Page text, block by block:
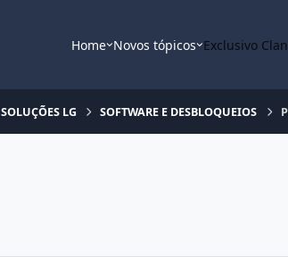
Home Novos tópicos Exclusivo
SOLUÇÕES LG SOFTWARE E DESBLOQUEIOS